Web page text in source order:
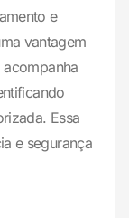
e
vantagem
Essa
e segurança